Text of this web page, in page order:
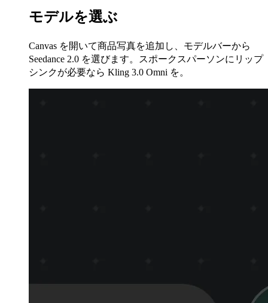
モデルを選ぶ
Canvas を開いて商品写真を追加し、モデルバーから
Seedance 2.0 を選びます。スポークスパーソンにリップ
シンクが必要なら Kling 3.0 Omni を。